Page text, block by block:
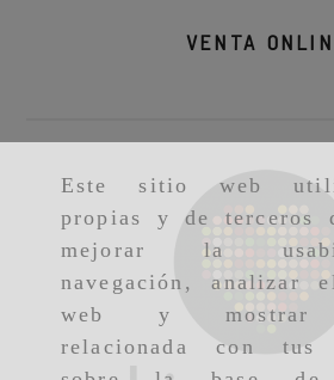
Este sitio web
propias y de terceros
mejorar la
navegación, analizar
web y mostrar
relacionada con tus
VENTA